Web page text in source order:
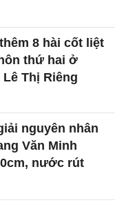
8 hài cốt liệt
thứ hai ở
Thị Riêng
nguyên nhân
Văn Minh
nước rút